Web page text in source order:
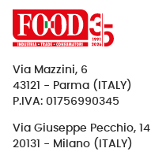
Via Mazzini, 6
43121 - Parma (ITALY)
P.IVA: 01756990345
Via Giuseppe Pecchio, 14
20131 - Milano (ITALY)